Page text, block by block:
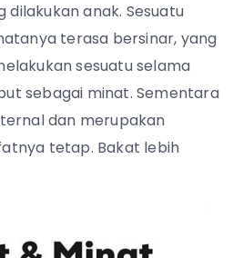
dilakukan anak. Sesuatu
terasa bersinar, yang
sesuatu selama
sebagai minat. Sementara
dan merupakan
tetap. Bakat lebih